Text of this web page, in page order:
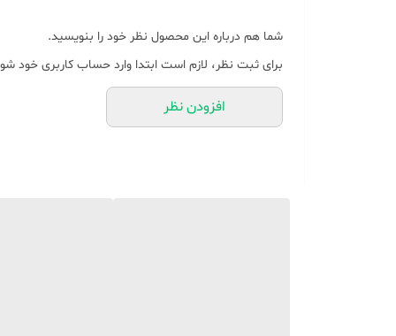
شما هم درباره این محصول نظر خود را بنویسید.
برای ثبت نظر، لازم است ابتدا وارد حساب کاربری خود
افزودن نظر